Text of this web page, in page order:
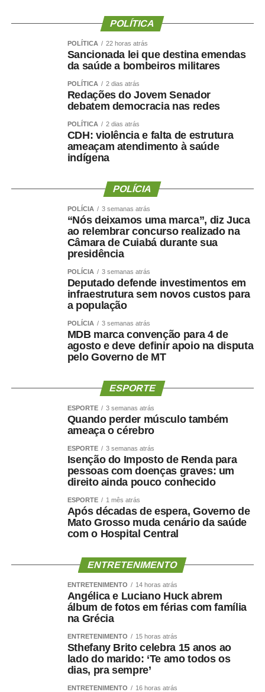
WhatsApp
Facebook
Twitter
Messenger
LinkedIn
Share
POLÍTICA
POLÍTICA 22 horas atrás
Sancionada lei que destina emendas
da saúde a bombeiros militares
POLÍTICA 2 dias atrás
Redações do Jovem Senador
debatem democracia nas redes
POLÍTICA 2 dias atrás
CDH: violência e falta de estrutura
ameaçam atendimento à saúde
indígena
POLÍCIA
POLÍCIA 3 semanas atrás
“Nós deixamos uma marca”, diz Juca
ao relembrar concurso realizado na
Câmara de Cuiabá durante sua
presidência
POLÍCIA 3 semanas atrás
Deputado defende investimentos em
infraestrutura sem novos custos para
a população
POLÍCIA 3 semanas atrás
MDB marca convenção para 4 de
agosto e deve definir apoio na disputa
pelo Governo de MT
ESPORTE
ESPORTE 3 semanas atrás
Quando perder músculo também
ameaça o cérebro
ESPORTE 3 semanas atrás
Isenção do Imposto de Renda para
pessoas com doenças graves: um
direito ainda pouco conhecido
ESPORTE 1 mês atrás
Após décadas de espera, Governo de
Mato Grosso muda cenário da saúde
com o Hospital Central
ENTRETENIMENTO
ENTRETENIMENTO 14 horas atrás
Angélica e Luciano Huck abrem
álbum de fotos em férias com família
na Grécia
ENTRETENIMENTO 15 horas atrás
Sthefany Brito celebra 15 anos ao
lado do marido: ‘Te amo todos os
dias, pra sempre’
ENTRETENIMENTO 16 horas atrás